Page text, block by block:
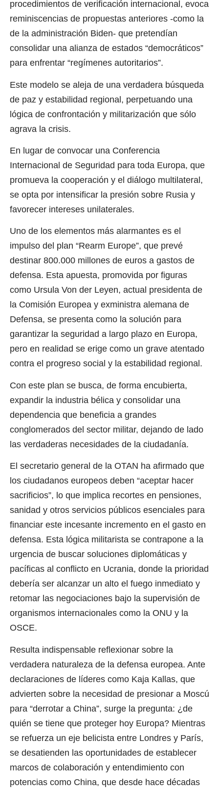
procedimientos de verificación internacional, evoca
reminiscencias de propuestas anteriores -como la
de la administración Biden- que pretendían
consolidar una alianza de estados “democráticos”
para enfrentar “regímenes autoritarios”.
Este modelo se aleja de una verdadera búsqueda
de paz y estabilidad regional, perpetuando una
lógica de confrontación y militarización que sólo
agrava la crisis.
En lugar de convocar una Conferencia
Internacional de Seguridad para toda Europa, que
promueva la cooperación y el diálogo multilateral,
se opta por intensificar la presión sobre Rusia y
favorecer intereses unilaterales.
Uno de los elementos más alarmantes es el
impulso del plan “Rearm Europe”, que prevé
destinar 800.000 millones de euros a gastos de
defensa. Esta apuesta, promovida por figuras
como Ursula Von der Leyen, actual presidenta de
la Comisión Europea y exministra alemana de
Defensa, se presenta como la solución para
garantizar la seguridad a largo plazo en Europa,
pero en realidad se erige como un grave atentado
contra el progreso social y la estabilidad regional.
Con este plan se busca, de forma encubierta,
expandir la industria bélica y consolidar una
dependencia que beneficia a grandes
conglomerados del sector militar, dejando de lado
las verdaderas necesidades de la ciudadanía.
El secretario general de la OTAN ha afirmado que
los ciudadanos europeos deben “aceptar hacer
sacrificios”, lo que implica recortes en pensiones,
sanidad y otros servicios públicos esenciales para
financiar este incesante incremento en el gasto en
defensa. Esta lógica militarista se contrapone a la
urgencia de buscar soluciones diplomáticas y
pacíficas al conflicto en Ucrania, donde la prioridad
debería ser alcanzar un alto el fuego inmediato y
retomar las negociaciones bajo la supervisión de
organismos internacionales como la ONU y la
OSCE.
Resulta indispensable reflexionar sobre la
verdadera naturaleza de la defensa europea. Ante
declaraciones de líderes como Kaja Kallas, que
advierten sobre la necesidad de presionar a Moscú
para “derrotar a China”, surge la pregunta: ¿de
quién se tiene que proteger hoy Europa? Mientras
se refuerza un eje belicista entre Londres y París,
se desatienden las oportunidades de establecer
marcos de colaboración y entendimiento con
potencias como China, que desde hace décadas